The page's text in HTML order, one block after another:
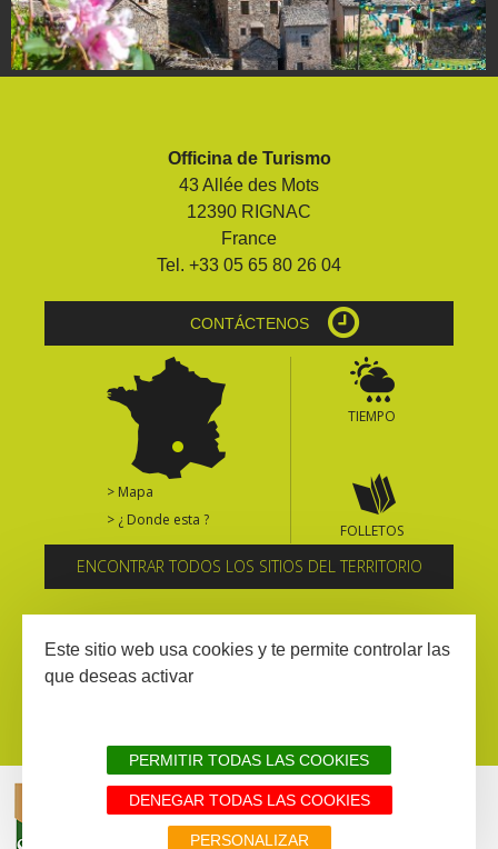
Officina de Turismo
43 Allée des Mots
12390 RIGNAC
France
Tel. +33 05 65 80 26 04
CONTÁCTENOS
> Mapa
> ¿ Donde esta ?
TIEMPO
FOLLETOS
ENCONTRAR TODOS LOS SITIOS DEL TERRITORIO
Suscríbase al boletín informativo
AVISIO LEGAL MAPA WEB TODOS LOS SITIOS DEL TERRITORIO
Este sitio web usa cookies y te permite controlar las
que deseas activar
PERMITIR TODAS LAS COOKIES
DENEGAR TODAS LAS COOKIES
PERSONALIZAR